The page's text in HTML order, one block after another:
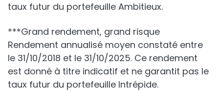
taux futur du portefeuille Ambitieux.
***Grand rendement, grand risque
Rendement annualisé moyen constaté entre
le 31/10/2018 et le 31/10/2025. Ce rendement
est donné à titre indicatif et ne garantit pas le
taux futur du portefeuille Intrépide.